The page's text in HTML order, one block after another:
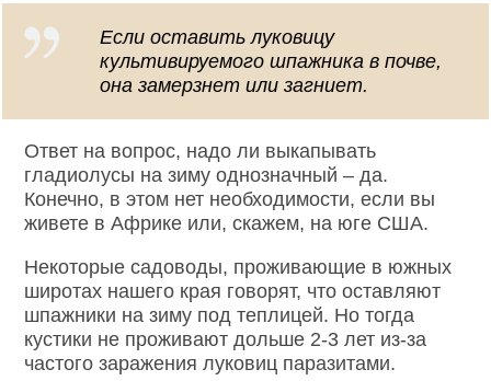
Если оставить луковицу
культивируемого шпажника в почве,
она замерзнет или загниет.
Ответ на вопрос, надо ли выкапывать
гладиолусы на зиму однозначный – да.
Конечно, в этом нет необходимости, если вы
живете в Африке или, скажем, на юге США.
Некоторые садоводы, проживающие в южных
широтах нашего края говорят, что оставляют
шпажники на зиму под теплицей. Но тогда
кустики не проживают дольше 2-3 лет из-за
частого заражения луковиц паразитами.